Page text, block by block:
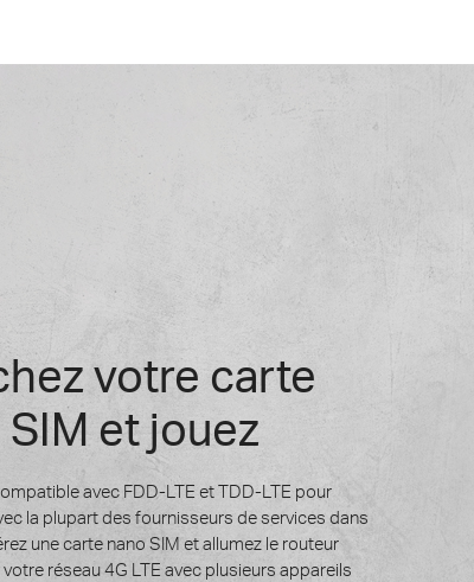
votre carte
SIM et jouez
avec FDD-LTE et TDD-LTE pour
la plupart des fournisseurs de services dans
une carte nano SIM et allumez le routeur
réseau 4G LTE avec plusieurs appareils